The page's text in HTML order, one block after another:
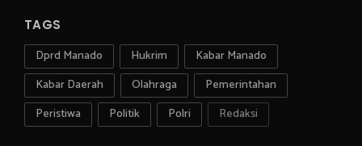
TAGS
Dprd Manado Hukrim
Kabar Manado
Kabar Daerah
Olahraga
Pemerintahan
Peristiwa
Politik Polri Redaksi